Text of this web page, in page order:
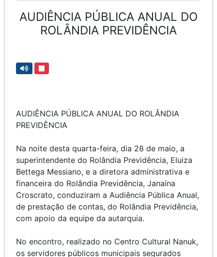
AUDIÊNCIA PÚBLICA ANUAL DO
ROLÂNDIA PREVIDÊNCIA
AUDIÊNCIA PÚBLICA ANUAL DO ROLÂNDIA
PREVIDÊNCIA
Na noite desta quarta-feira, dia 28 de maio, a
superintendente do Rolândia Previdência, Eluiza
Bettega Messiano, e a diretora administrativa e
financeira do Rolândia Previdência, Janaína
Croscrato, conduziram a Audiência Pública Anual,
de prestação de contas, do Rolândia Previdência,
com apoio da equipe da autarquia.
No encontro, realizado no Centro Cultural Nanuk,
os servidores públicos municipais segurados